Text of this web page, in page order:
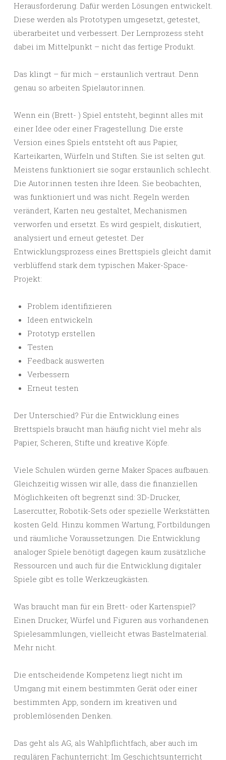
Herausforderung. Dafür werden Lösungen entwickelt.
Diese werden als Prototypen umgesetzt, getestet,
überarbeitet und verbessert. Der Lernprozess steht
dabei im Mittelpunkt – nicht das fertige Produkt.
Das klingt – für mich – erstaunlich vertraut. Denn
genau so arbeiten Spielautor:innen.
Wenn ein (Brett- ) Spiel entsteht, beginnt alles mit
einer Idee oder einer Fragestellung. Die erste
Version eines Spiels entsteht oft aus Papier,
Karteikarten, Würfeln und Stiften. Sie ist selten gut.
Meistens funktioniert sie sogar erstaunlich schlecht.
Die Autor:innen testen ihre Ideen. Sie beobachten,
was funktioniert und was nicht. Regeln werden
verändert, Karten neu gestaltet, Mechanismen
verworfen und ersetzt. Es wird gespielt, diskutiert,
analysiert und erneut getestet. Der
Entwicklungsprozess eines Brettspiels gleicht damit
verblüffend stark dem typischen Maker-Space-
Projekt:
Problem identifizieren
Ideen entwickeln
Prototyp erstellen
Testen
Feedback auswerten
Verbessern
Erneut testen
Der Unterschied? Für die Entwicklung eines
Brettspiels braucht man häufig nicht viel mehr als
Papier, Scheren, Stifte und kreative Köpfe.
Viele Schulen würden gerne Maker Spaces aufbauen.
Gleichzeitig wissen wir alle, dass die finanziellen
Möglichkeiten oft begrenzt sind: 3D-Drucker,
Lasercutter, Robotik-Sets oder spezielle Werkstätten
kosten Geld. Hinzu kommen Wartung, Fortbildungen
und räumliche Voraussetzungen. Die Entwicklung
analoger Spiele benötigt dagegen kaum zusätzliche
Ressourcen und auch für die Entwicklung digitaler
Spiele gibt es tolle Werkzeugkästen.
Was braucht man für ein Brett- oder Kartenspiel?
Einen Drucker, Würfel und Figuren aus vorhandenen
Spielesammlungen, vielleicht etwas Bastelmaterial.
Mehr nicht.
Die entscheidende Kompetenz liegt nicht im
Umgang mit einem bestimmten Gerät oder einer
bestimmten App, sondern im kreativen und
problemlösenden Denken.
Das geht als AG, als Wahlpflichtfach, aber auch im
regulären Fachunterricht: Im Geschichtsunterricht